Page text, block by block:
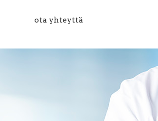
ota yhteyttä